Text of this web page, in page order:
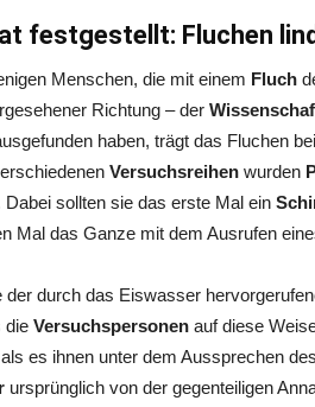
festgestellt: Fluchen
Menschen, die mit einem Fluch
Richtung – der
haben, trägt das Fluchen
Versuchsreihen wurden
sollten sie das erste Mal ein
Mal das Ganze mit dem Ausrufen
durch das Eiswasser
die Versuchspersonen auf diese
es ihnen unter dem Aussprechen
ursprünglich von der gegenteiligen